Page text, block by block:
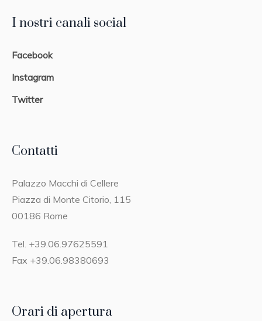
I nostri canali social
Facebook
Instagram
Twitter
Contatti
Palazzo Macchi di Cellere
Piazza di Monte Citorio, 115
00186 Rome
Tel. +39.06.97625591
Fax +39.06.98380693
Orari di apertura